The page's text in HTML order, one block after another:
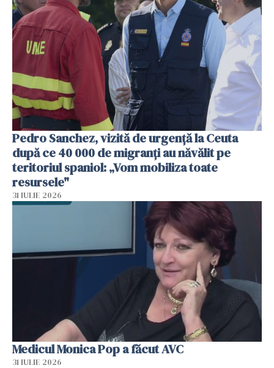
Pedro Sanchez, vizită de urgență la Ceuta
după ce 40 000 de migranți au năvălit pe
teritoriul spaniol: „Vom mobiliza toate
resursele"
31 IULIE 2026
Medicul Monica Pop a făcut AVC
31 IULIE 2026